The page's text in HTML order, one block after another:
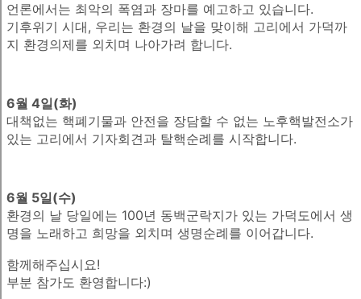
언론에서는 최악의 폭염과 장마를 예고하고 있습니다.
기후위기 시대, 우리는 환경의 날을 맞이해 고리에서 가덕까
지 환경의제를 외치며 나아가려 합니다.
6월 4일(화)
대책없는 핵폐기물과 안전을 장담할 수 없는 노후핵발전소가
있는 고리에서 기자회견과 탈핵순례를 시작합니다.
6월 5일(수)
환경의 날 당일에는 100년 동백군락지가 있는 가덕도에서 생
명을 노래하고 희망을 외치며 생명순례를 이어갑니다.
함께해주십시요!
부분 참가도 환영합니다:)